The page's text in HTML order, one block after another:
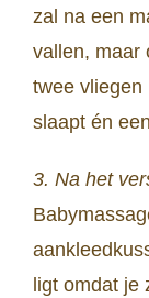
zal na een
vallen, maar
twee vliegen
slaapt én
3. Na het
ligt omdat